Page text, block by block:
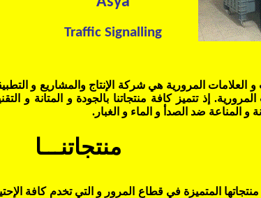
Traffic Signalling
العلامات المرورية هي شركة الإنتاج و المشاريع و
المرورية. إذ تتميز كافة منتجاتنا بالجودة و المتانة و
و المناعة ضد الصدأ و الماء و الغبار.
منتجاتنـــا
المتميزة في قطاع المرور و التي تخدم كافة